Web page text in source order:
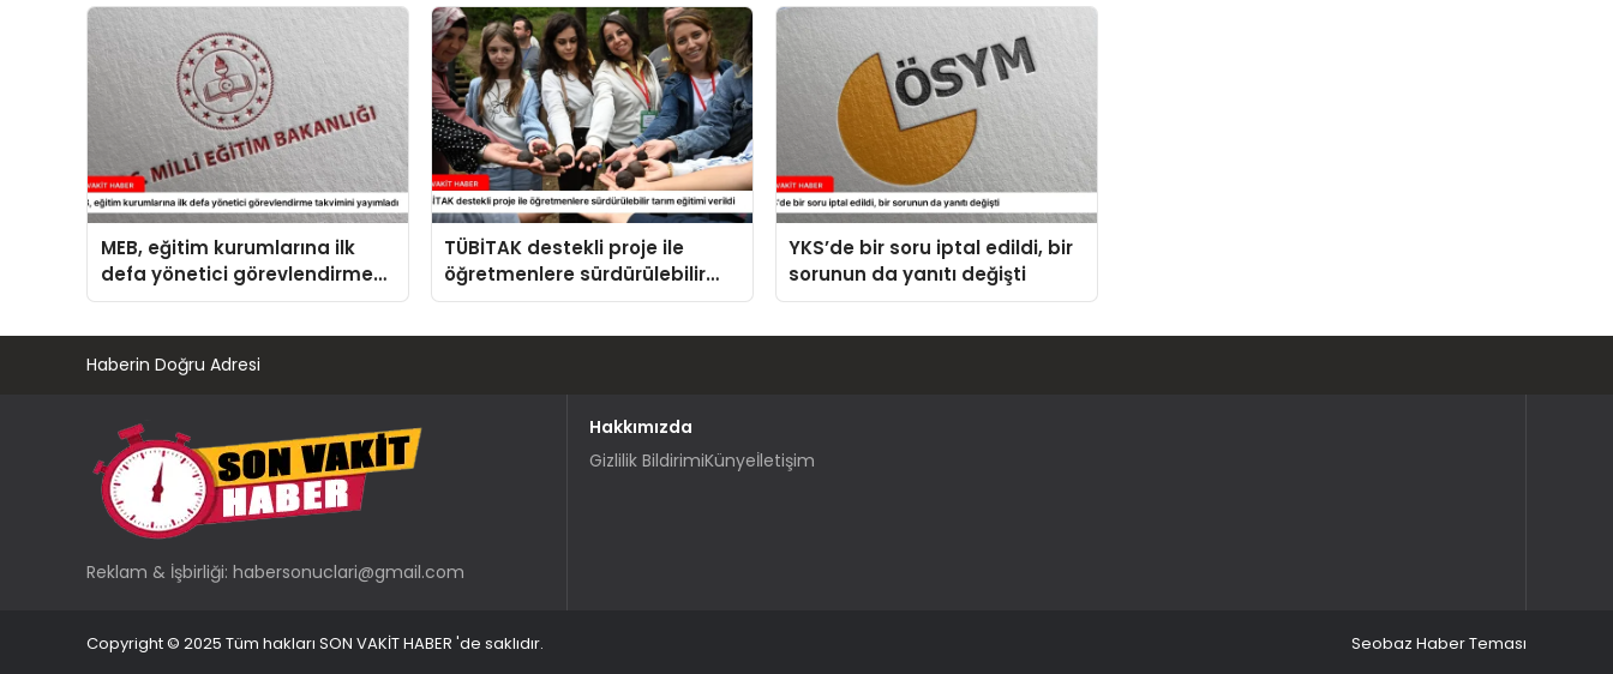
MEB, eğitim kurumlarına ilk
defa yönetici görevlendirme
takvimini yayımladı
TÜBİTAK destekli proje ile
öğretmenlere sürdürülebilir
tarım eğitimi verildi
YKS’de bir soru iptal edildi, bir
sorunun da yanıtı değişti
Haberin Doğru Adresi
Reklam & İşbirliği: habersonuclari@gmail.com
Hakkımızda
Gizlilik BildirimiKünyeİletişim
Copyright © 2025 Tüm hakları SON VAKİT HABER 'de saklıdır. Seobaz Haber Teması